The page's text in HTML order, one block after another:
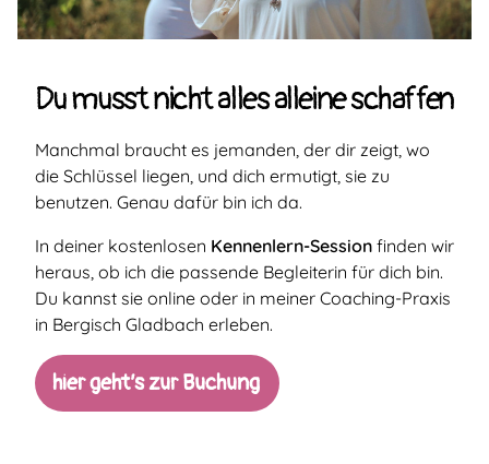
Du musst nicht alles alleine schaffen
Manchmal braucht es jemanden, der dir zeigt, wo
die Schlüssel liegen, und dich ermutigt, sie zu
benutzen. Genau dafür bin ich da.
In deiner kostenlosen Kennenlern-Session finden wir
heraus, ob ich die passende Begleiterin für dich bin.
Du kannst sie online oder in meiner Coaching-Praxis
in Bergisch Gladbach erleben.
hier geht’s zur Buchung